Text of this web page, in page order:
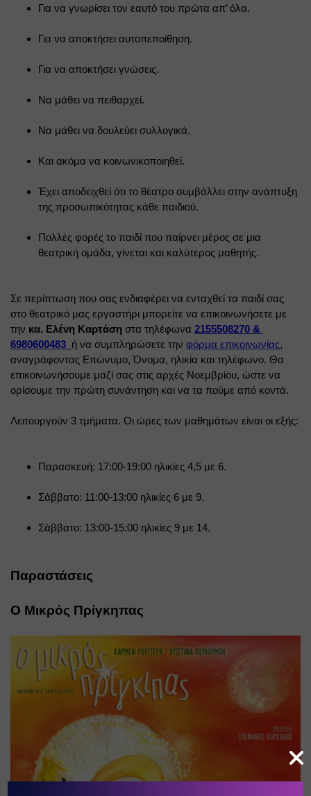
Για να γνωρίσει τον εαυτό του πρώτα απ’ όλα.
Για να αποκτήσει αυτοπεποίθηση.
Για να αποκτήσει γνώσεις.
Να μάθει να πειθαρχεί.
Να μάθει να δουλεύει συλλογικά.
Και ακόμα να κοινωνικοποιηθεί.
Έχει αποδειχθεί ότι το θέατρο συμβάλλει στην ανάπτυξη
της προσωπικότητας κάθε παιδιού.
Πολλές φορές το παιδί που παίρνει μέρος σε μια
θεατρική ομάδα, γίνεται και καλύτερος μαθητής.
Σε περίπτωση που σας ενδιαφέρει να ενταχθεί τα παιδί σας
στο θεατρικό μας εργαστήρι μπορείτε να επικοινωνήσετε με
την κα. Ελένη Καρτάση στα τηλέφωνα 2155508270 &
6980600483 ή να συμπληρώσετε την φόρμα επικοινωνίας,
αναγράφοντας Επώνυμο, Όνομα, ηλικία και τηλέφωνο. Θα
επικοινωνήσουμε μαζί σας στις αρχές Νοεμβρίου, ώστε να
ορίσουμε την πρώτη συνάντηση και να τα πούμε από κοντά.
Λειτουργούν 3 τμήματα. Οι ώρες των μαθημάτων είναι οι εξής:
Παρασκευή: 17:00-19:00 ηλικίες 4,5 με 6.
Σάββατο: 11:00-13:00 ηλικίες 6 με 9.
Σάββατο: 13:00-15:00 ηλικίες 9 με 14.
Παραστάσεις
Ο Μικρός Πρίγκηπας